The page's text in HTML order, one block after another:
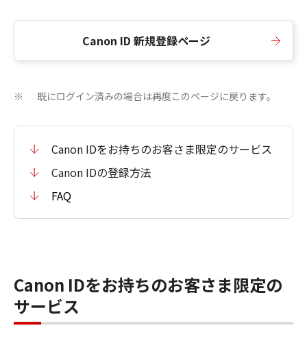
Canon ID 新規登録ページ
※ 既にログイン済みの場合は再度このページに戻ります。
Canon IDをお持ちのお客さま限定のサービス
Canon IDの登録方法
FAQ
Canon IDをお持ちのお客さま限定の
サービス